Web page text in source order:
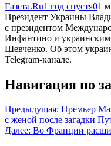
Газета.Ru1 год спустя01
Президент Украины
с президентом
Инфантино и
Шевченко. Об этом
Telegram-канале.
Навигация по
Предыдущая: Премьер
с женой после загадки
Далее: Во Франции